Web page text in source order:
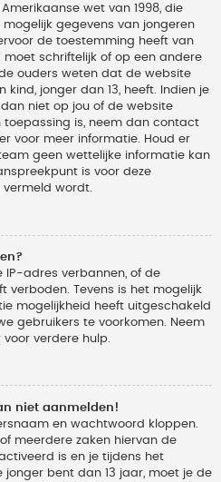
wet van 1998, die
gegevens van jongeren
de toestemming heeft van
schriftelijk of op een andere
ouders weten dat de website
kind, jonger dan 13, heeft. Indien je
niet op jou of de website
is, neem dan contact
voor meer informatie. Houd er
geen wettelijke informatie kan
is voor deze
vermeld wordt.
IP-adres verbannen, of de
verboden. Tevens is het mogelijk
mogelijkheid heeft uitgeschakeld
gebruikers te voorkomen. Neem
verdere hulp.
niet aanmelden!
en wachtwoord kloppen.
meerdere zaken hiervan de
is en je tijdens het
bent dan 13 jaar, moet je de